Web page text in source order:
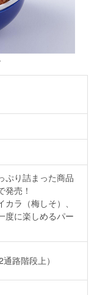
ぷり詰まった商品
発売！
ラ（梅しそ）、
度に楽しめるパー
路階段上）